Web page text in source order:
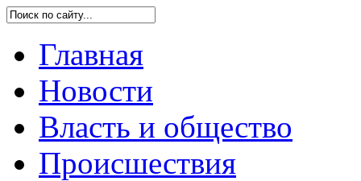
Главная
Новости
Власть и общество
Происшествия